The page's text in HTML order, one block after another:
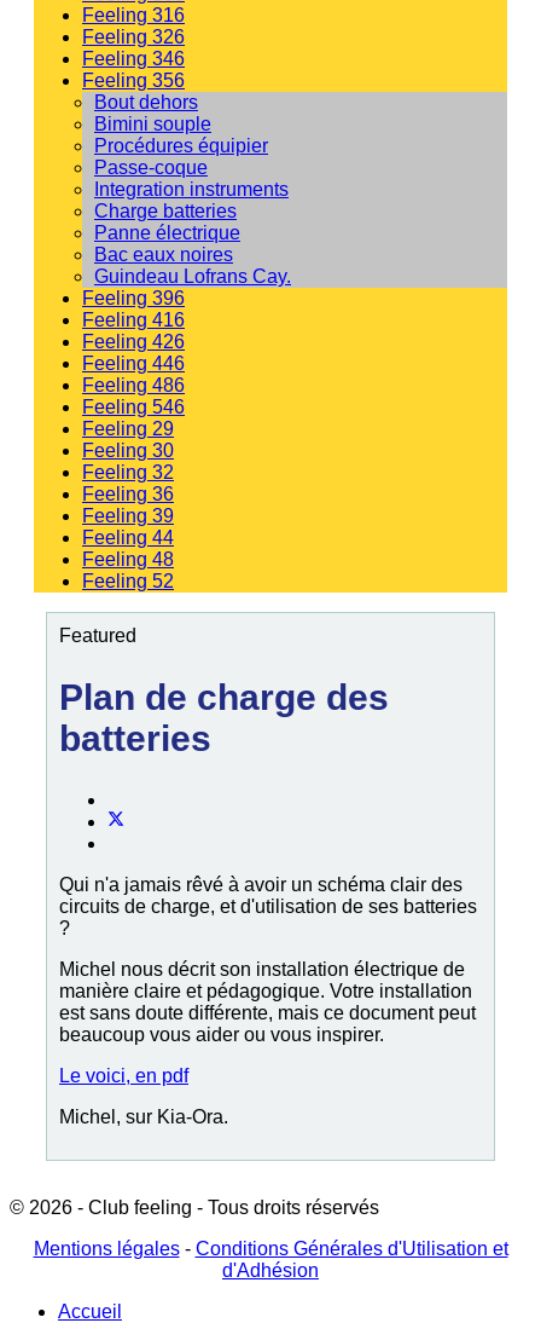
Feeling 316
Feeling 326
Feeling 346
Feeling 356
Bout dehors
Bimini souple
Procédures équipier
Passe-coque
Integration instruments
Charge batteries
Panne électrique
Bac eaux noires
Guindeau Lofrans Cay.
Feeling 396
Feeling 416
Feeling 426
Feeling 446
Feeling 486
Feeling 546
Feeling 29
Feeling 30
Feeling 32
Feeling 36
Feeling 39
Feeling 44
Feeling 48
Feeling 52
Featured
Plan de charge des
batteries
Qui n'a jamais rêvé à avoir un schéma clair des
circuits de charge, et d'utilisation de ses batteries
?
Michel nous décrit son installation électrique de
manière claire et pédagogique. Votre installation
est sans doute différente, mais ce document peut
beaucoup vous aider ou vous inspirer.
Le voici, en pdf
Michel, sur Kia-Ora.
© 2026 - Club feeling - Tous droits réservés
Mentions légales- Conditions Générales d'Utilisation et
d'Adhésion
Accueil